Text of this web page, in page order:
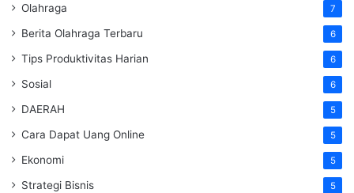
Olahraga 7
Berita Olahraga Terbaru 6
Tips Produktivitas Harian 6
Sosial 6
DAERAH 5
Cara Dapat Uang Online 5
Ekonomi 5
Strategi Bisnis 5